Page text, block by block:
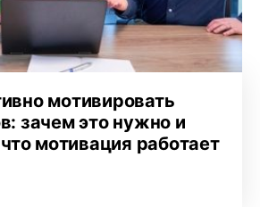
мотивировать
зачем это нужно и
мотивация работает